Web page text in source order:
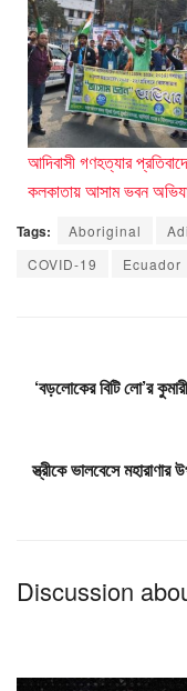
আদিবাসী গণহত্যার প্রতিবাদে
কলকাতায় আসাম ভবন
Tags: Aboriginal
COVID-19
Ecuador
‘বড়লোকের বিটি লো’র
স্ত্রীকে ভালবেসে
Discussion